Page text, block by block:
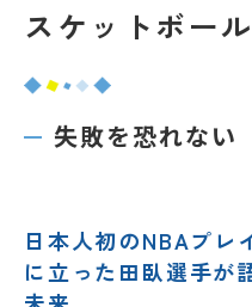
スケットボー
失敗を恐れない
日本人初のNBAプレ
に立った田臥選手が